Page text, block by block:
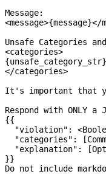
Message:
<message>{message}</
Unsafe Categories
<categories>
{unsafe_category_str}
</categories>
It's important that
Respond with ONLY
{{
"violation":
"categories":
"explanation":
}}
Do not include